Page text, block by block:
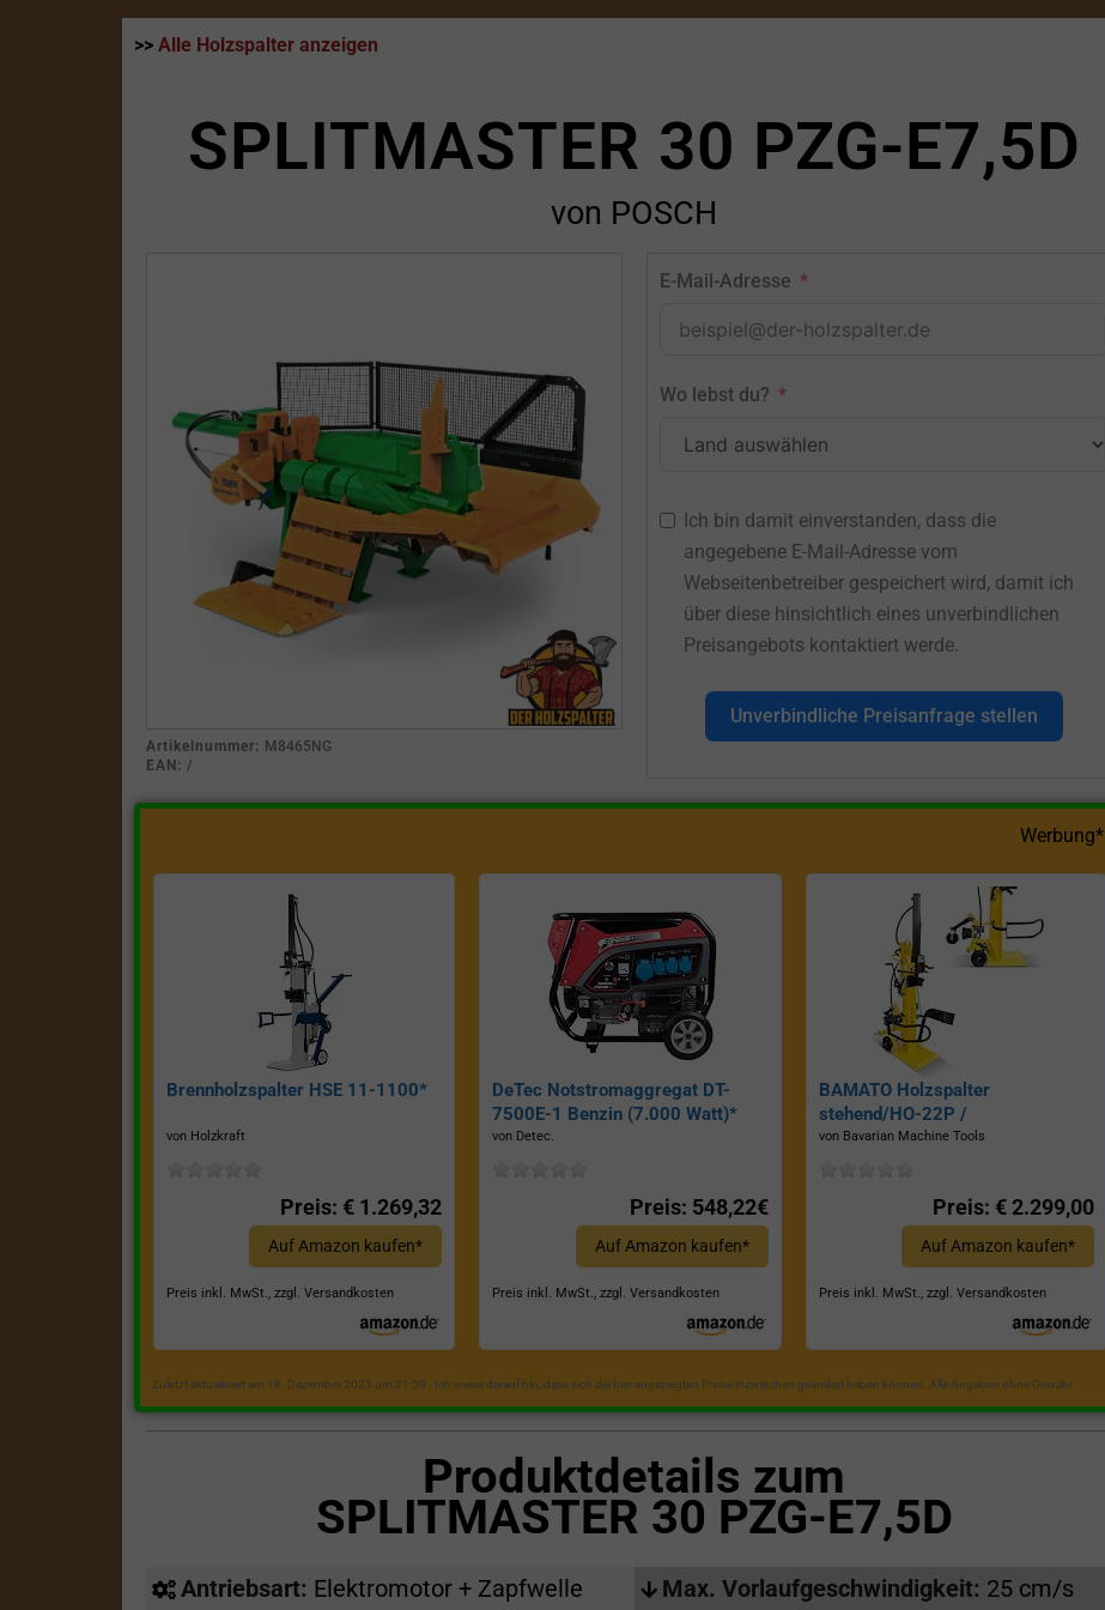
>> Alle Holzspalter anzeigen
SPLITMASTER 30 PZG-E7,5D
von POSCH
Artikelnummer: M8465NG
EAN: /
E-Mail-Adresse
Wo lebst du?
Ich bin damit einverstanden, dass die
angegebene E-Mail-Adresse vom
Webseitenbetreiber gespeichert wird, damit ich
über diese hinsichtlich eines unverbindlichen
Preisangebots kontaktiert werde.
Unverbindliche Preisanfrage stellen
Werbung*
Brennholzspalter HSE 11-1100*
von Holzkraft
Preis: € 1.269,32
Auf Amazon kaufen*
Preis inkl. MwSt., zzgl. Versandkosten
DeTec Notstromaggregat DT-
7500E-1 Benzin (7.000 Watt)*
von Detec.
Preis: 548,22€
Auf Amazon kaufen*
Preis inkl. MwSt., zzgl. Versandkosten
BAMATO Holzspalter
stehend/HO-22P /
Zapfwellenantrieb, Inkl.
von Bavarian Machine Tools
Preis: € 2.299,00
Auf Amazon kaufen*
Preis inkl. MwSt., zzgl. Versandkosten
Zuletzt aktualisiert am 18. Dezember 2023 um 21:50 . Ich weise darauf hin, dass sich die hier angezeigten Preise inzwischen geändert haben können. Alle Angaben ohne Gewähr.
Produktdetails zum
SPLITMASTER 30 PZG-E7,5D
Antriebsart: Elektromotor + Zapfwelle
Max. Vorlaufgeschwindigkeit: 25 cm/s